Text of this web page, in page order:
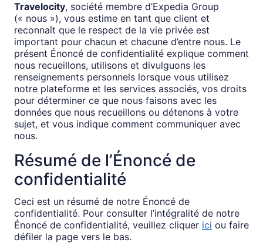
Travelocity, société membre d’Expedia Group
(« nous »), vous estime en tant que client et
reconnaît que le respect de la vie privée est
important pour chacun et chacune d’entre nous. Le
présent Énoncé de confidentialité explique comment
nous recueillons, utilisons et divulguons les
renseignements personnels lorsque vous utilisez
notre plateforme et les services associés, vos droits
pour déterminer ce que nous faisons avec les
données que nous recueillons ou détenons à votre
sujet, et vous indique comment communiquer avec
nous.
Résumé de l’Énoncé de
confidentialité
Ceci est un résumé de notre Énoncé de
confidentialité. Pour consulter l’intégralité de notre
Énoncé de confidentialité, veuillez cliquer ici ou faire
défiler la page vers le bas.